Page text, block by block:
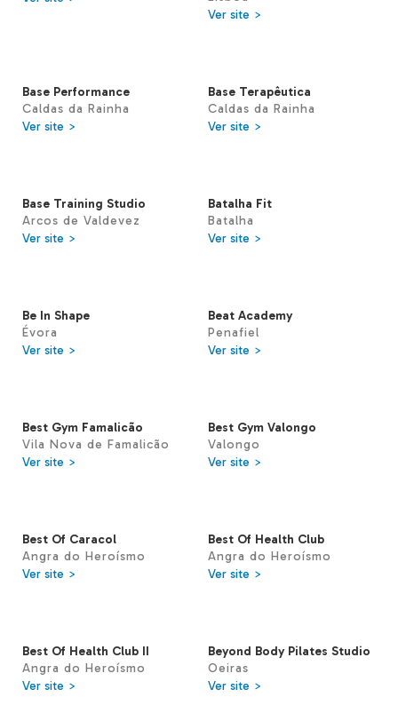
Ver site >
Base Performance
Caldas da Rainha
Ver site >
Base Terapêutica
Caldas da Rainha
Ver site >
Base Training Studio
Arcos de Valdevez
Ver site >
Batalha Fit
Batalha
Ver site >
Be In Shape
Évora
Ver site >
Beat Academy
Penafiel
Ver site >
Best Gym Famalicão
Vila Nova de Famalicão
Ver site >
Best Gym Valongo
Valongo
Ver site >
Best Of Caracol
Angra do Heroísmo
Ver site >
Best Of Health Club
Angra do Heroísmo
Ver site >
Best Of Health Club II
Angra do Heroísmo
Ver site >
Beyond Body Pilates Studio
Oeiras
Ver site >